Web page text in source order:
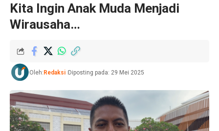
Kita Ingin Anak Muda Menjadi
Wirausaha…
Oleh: Redaksi Diposting pada: 29 Mei 2025